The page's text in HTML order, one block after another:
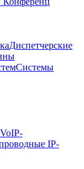
Диспетчерские
Системы
VoIP-
IP-